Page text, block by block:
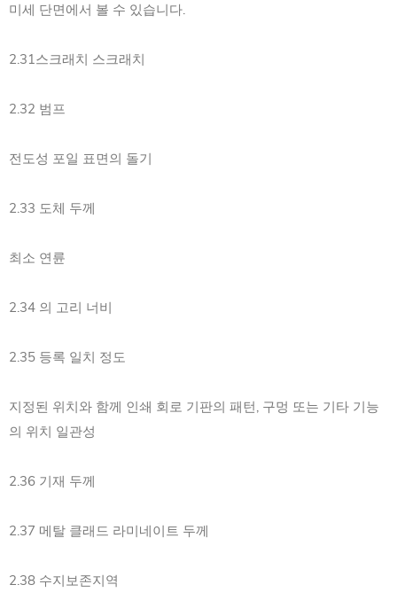
미세 단면에서 볼 수 있습니다.
2.31스크래치 스크래치
2.32 범프
전도성 포일 표면의 돌기
2.33 도체 두께
최소 연륜
2.34 의 고리 너비
2.35 등록 일치 정도
지정된 위치와 함께 인쇄 회로 기판의 패턴, 구멍 또는 기타 기능
의 위치 일관성
2.36 기재 두께
2.37 메탈 클래드 라미네이트 두께
2.38 수지보존지역